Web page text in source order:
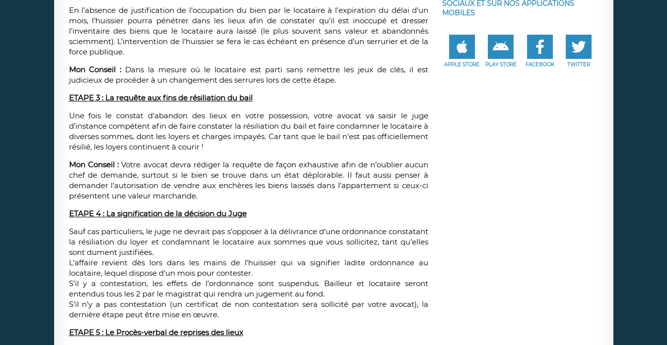
En l’absence de justification de l’occupation du bien par le locataire à l’expiration du délai d’un
mois, l’huissier pourra pénétrer dans les lieux afin de constater qu’il est inoccupé et dresser
l’inventaire des biens que le locataire aura laissé (le plus souvent sans valeur et abandonnés
sciemment). L’intervention de l’huissier se fera le cas échéant en présence d’un serrurier et de la
force publique.
Mon Conseil : Dans la mesure où le locataire est parti sans remettre les jeux de clés, il est
judicieux de procéder à un changement des serrures lors de cette étape.
ETAPE 3 : La requête aux fins de résiliation du bail
Une fois le constat d’abandon des lieux en votre possession, votre avocat va saisir le juge
d’instance compétent afin de faire constater la résiliation du bail et faire condamner le locataire à
diverses sommes, dont les loyers et charges impayés. Car tant que le bail n’est pas officiellement
résilié, les loyers continuent à courir !
Mon Conseil :Votre avocat devra rédiger la requête de façon exhaustive afin de n’oublier aucun
chef de demande, surtout si le bien se trouve dans un état déplorable. Il faut aussi penser à
demander l’autorisation de vendre aux enchères les biens laissés dans l’appartement si ceux-ci
présentent une valeur marchande.
ETAPE 4 : La signification de la décision du Juge
Sauf cas particuliers, le juge ne devrait pas s’opposer à la délivrance d’une ordonnance constatant
la résiliation du loyer et condamnant le locataire aux sommes que vous sollicitez, tant qu’elles
sont dument justifiées.
L’affaire revient dès lors dans les mains de l’huissier qui va signifier ladite ordonnance au
locataire, lequel dispose d’un mois pour contester.
S’il y a contestation, les effets de l’ordonnance sont suspendus. Bailleur et locataire seront
entendus tous les 2 par le magistrat qui rendra un jugement au fond.
S’il n’y a pas contestation (un certificat de non contestation sera sollicité par votre avocat), la
dernière étape peut être mise en œuvre.
ETAPE 5 : Le Procès-verbal de reprises des lieux
SOCIAUX ET SUR NOS APPLICATIONS
MOBILES
APPLE STORE PLAY STORE FACEBOOK TWITTER